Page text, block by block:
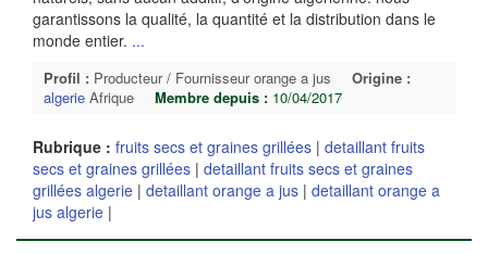
garantissons la qualité, la quantité et la distribution dans le
monde entier. ...
Profil : Producteur / Fournisseur orange a jus
Origine :
algerie Afrique Membre depuis : 10/04/2017
Rubrique : fruits secs et graines grillées | detaillant fruits
secs et graines grillées | detaillant fruits secs et graines
grillées algerie | detaillant orange a jus | detaillant orange a
jus algerie |